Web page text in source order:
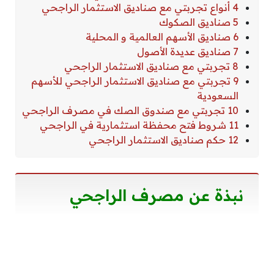
4 أنواع تجربتي مع صناديق الاستثمار الراجحي
5 صناديق الصكوك
6 صناديق الأسهم العالمية و المحلية
7 صناديق عديدة الأصول
8 تجربتي مع صناديق الاستثمار الراجحي
9 تجربتي مع صناديق الاستثمار الراجحي للأسهم
السعودية
10 تجربتي مع صندوق الصك في مصرف الراجحي
11 شروط فتح محفظة استثمارية في الراجحي
12 حكم صناديق الاستثمار الراجحي
نبذة عن مصرف الراجحي